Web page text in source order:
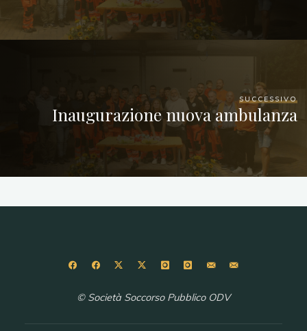
SUCCESSIVO
Inaugurazione nuova ambulanza
© Società Soccorso Pubblico ODV